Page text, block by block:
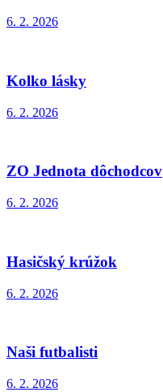
6. 2. 2026
Kolko lásky
6. 2. 2026
ZO Jednota dôchodcov
6. 2. 2026
Hasičský krúžok
6. 2. 2026
Naši futbalisti
6. 2. 2026